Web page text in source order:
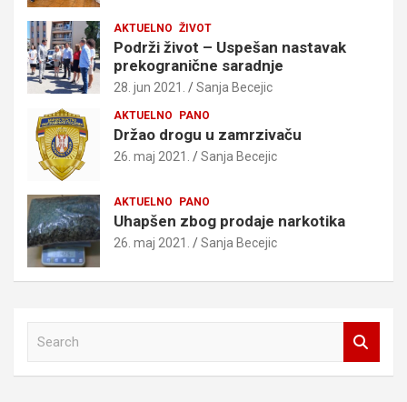
AKTUELNO ŽIVOT
Podrži život – Uspešan nastavak
prekogranične saradnje
28. jun 2021. Sanja Becejic
AKTUELNO PANO
Držao drogu u zamrzivaču
26. maj 2021. Sanja Becejic
AKTUELNO PANO
Uhapšen zbog prodaje narkotika
26. maj 2021. Sanja Becejic